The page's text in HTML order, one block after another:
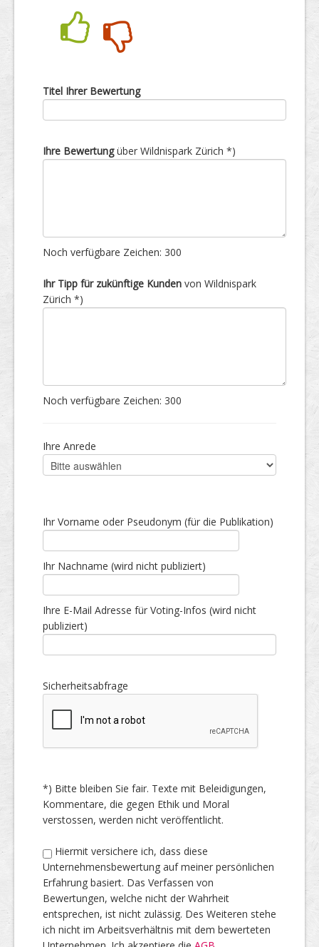
Titel Ihrer Bewertung
Ihre Bewertungüber Wildnispark Zürich *)
Noch verfügbare Zeichen: 300
Ihr Tipp für zukünftige Kunden von Wildnispark
Zürich *)
Noch verfügbare Zeichen: 300
Ihre Anrede
Ihr Vorname oder Pseudonym (für die Publikation)
Ihr Nachname (wird nicht publiziert)
Ihre E-Mail Adresse für Voting-Infos (wird nicht
publiziert)
Sicherheitsabfrage
*) Bitte bleiben Sie fair. Texte mit Beleidigungen,
Kommentare, die gegen Ethik und Moral
verstossen, werden nicht veröffentlicht.
Hiermit versichere ich, dass diese
Unternehmensbewertung auf meiner persönlichen
Erfahrung basiert. Das Verfassen von
Bewertungen, welche nicht der Wahrheit
entsprechen, ist nicht zulässig. Des Weiteren stehe
ich nicht im Arbeitsverhältnis mit dem bewerteten